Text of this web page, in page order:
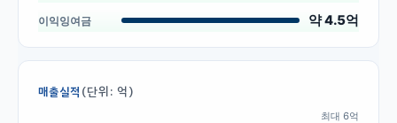
이익잉여금 약 4.5억
매출실적 (단위: 억)
최대 6억